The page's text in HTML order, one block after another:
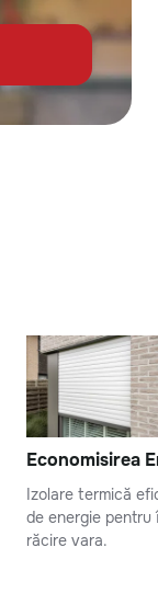
Economisirea
Izolare termică
de energie pentru
răcire vara.